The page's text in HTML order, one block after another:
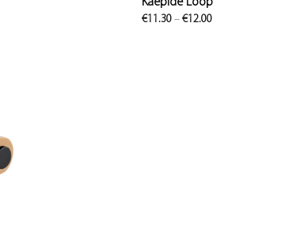
Käepide Loop
€11.30 – €12.00Price